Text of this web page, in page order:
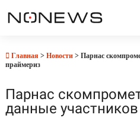
Главная > Новости> Парнас
праймериз
Парнас
данные